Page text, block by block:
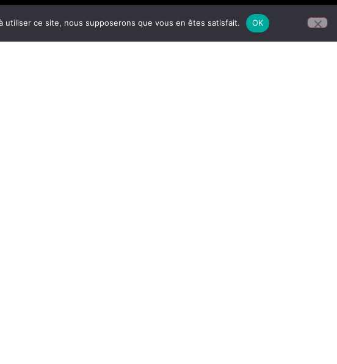
ce site, nous supposerons que vous en êtes satisfait. OK